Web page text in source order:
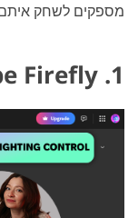
מספקים לשחק
1. Adobe Firefly